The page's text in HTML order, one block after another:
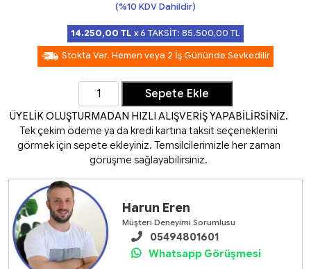
(%10 KDV Dahildir)
14.250,00 TL x 6 TAKSİT: 85.500,00 TL
Stokta Var. Hemen veya 2 İş Gününde Sevkedilir
Sepete Ekle
ÜYELİK OLUŞTURMADAN HIZLI ALIŞVERİŞ
Tek çekim ödeme ya da kredi kartına taksit seçeneklerini
görmek için sepete ekleyiniz. Temsilcilerimizle her zaman
görüşme sağlayabilirsiniz.
Harun Eren
Müşteri Deneyimi Sorumlusu
05494801601
Whatsapp Görüşmesi